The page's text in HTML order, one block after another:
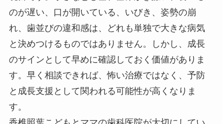
のが遅い、口が開いている、いびき、姿勢の崩
れ、歯並びの違和感は、どれも単独で大きな病気
と決めつけるものではありません。しかし、成長
のサインとして早めに確認しておく価値がありま
す。早く相談できれば、怖い治療ではなく、予防
と成長支援として関われる可能性が高くなりま
す。